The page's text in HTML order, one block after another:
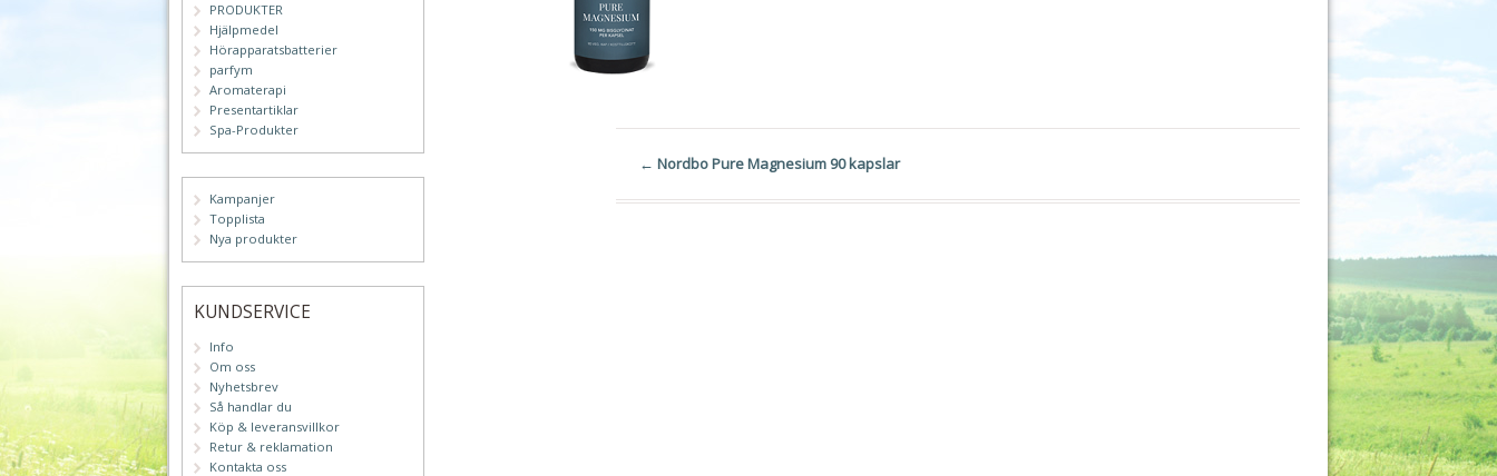
← Nordbo Pure Magnesium 90 kapslar
PRODUKTER
Hjälpmedel
Hörapparatsbatterier
parfym
Aromaterapi
Presentartiklar
Spa-Produkter
Kampanjer
Topplista
Nya produkter
KUNDSERVICE
Info
Om oss
Nyhetsbrev
Så handlar du
Köp & leveransvillkor
Retur & reklamation
Kontakta oss